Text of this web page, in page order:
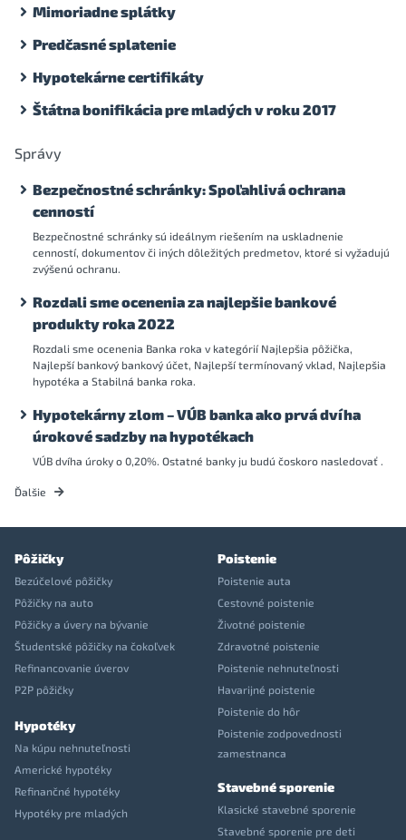
Mimoriadne splátky
Predčasné splatenie
Hypotekárne certifikáty
Štátna bonifikácia pre mladých v roku 2017
Správy
Bezpečnostné schránky: Spoľahlivá ochrana
cenností
Bezpečnostné schránky sú ideálnym riešením na uskladnenie
cenností, dokumentov či iných dôležitých predmetov, ktoré si vyžadujú
zvýšenú ochranu.
Rozdali sme ocenenia za najlepšie bankové
produkty roka 2022
Rozdali sme ocenenia Banka roka v kategórií Najlepšia pôžička,
Najlepší bankový bankový účet, Najlepší termínovaný vklad, Najlepšia
hypotéka a Stabilná banka roka.
Hypotekárny zlom – VÚB banka ako prvá dvíha
úrokové sadzby na hypotékach
VÚB dvíha úroky o 0,20%. Ostatné banky ju budú čoskoro nasledovať .
Ďalšie
Pôžičky
Bezúčelové pôžičky
Pôžičky na auto
Pôžičky a úvery na bývanie
Študentské pôžičky na čokoľvek
Refinancovanie úverov
P2P pôžičky
Hypotéky
Na kúpu nehnuteľnosti
Americké hypotéky
Refinančné hypotéky
Hypotéky pre mladých
Poistenie
Poistenie auta
Cestovné poistenie
Životné poistenie
Zdravotné poistenie
Poistenie nehnuteľnosti
Havarijné poistenie
Poistenie do hôr
Poistenie zodpovednosti
zamestnanca
Stavebné sporenie
Klasické stavebné sporenie
Stavebné sporenie pre deti